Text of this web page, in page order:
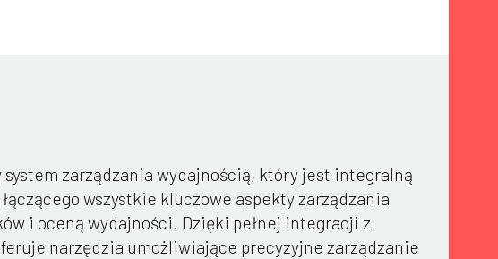
zarządzania wydajnością, który jest integralną
wszystkie kluczowe aspekty zarządzania
i oceną wydajności. Dzięki pełnej integracji z
narzędzia umożliwiające precyzyjne zarządzanie